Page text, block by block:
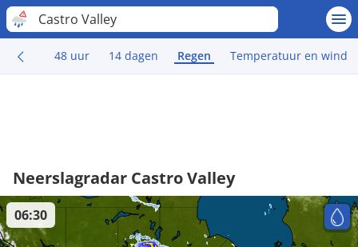
Castro Valley
48 uur 14 dagen Regen Temperatuur en wind
Neerslagradar Castro Valley
06:30